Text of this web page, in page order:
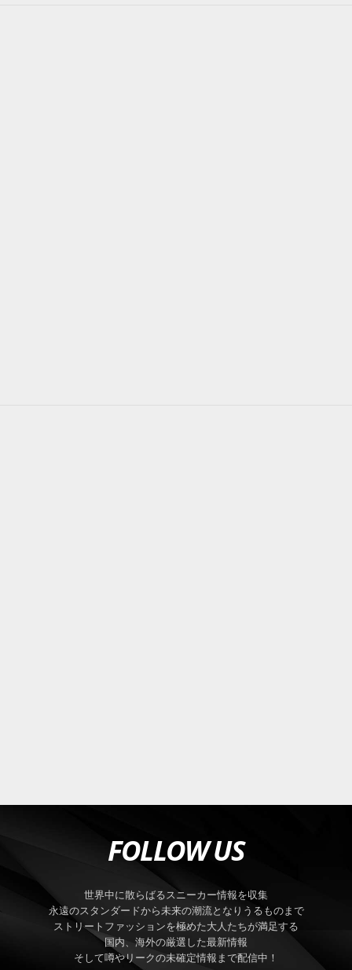
FOLLOW US
世界中に散らばるスニーカー情報を収集
永遠のスタンダードから未来の潮流となりうるものまで
ストリートファッションを極めた大人たちが満足する
国内、海外の厳選した最新情報
そして噂やリークの未確定情報まで配信中！